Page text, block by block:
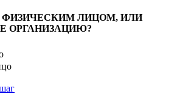
ФИЗИЧЕСКИМ ЛИЦОМ, ИЛИ
ОРГАНИЗАЦИЮ?